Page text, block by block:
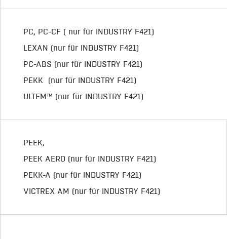
PC, PC-CF ( nur für INDUSTRY F421)
LEXAN (nur für INDUSTRY F421)
PC-ABS (nur für INDUSTRY F421)
PEKK (nur für INDUSTRY F421)
ULTEM™ (nur für INDUSTRY F421)
PEEK,
PEEK AERO (nur für INDUSTRY F421)
PEKK-A (nur für INDUSTRY F421)
VICTREX AM (nur für INDUSTRY F421)